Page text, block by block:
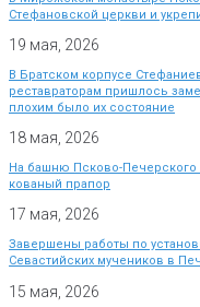
Стефановской церкви и
19 мая, 2026
В Братском корпусе
реставраторам пришлось
плохим было их состояние
18 мая, 2026
На башню Псково-Печерского
кованый прапор
17 мая, 2026
Завершены работы по
Севастийских мучеников в
15 мая, 2026